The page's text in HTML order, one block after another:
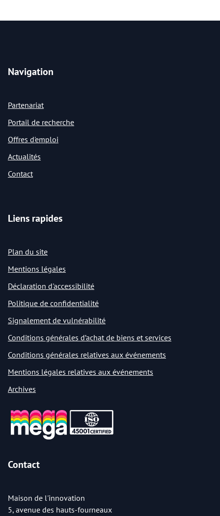
Navigation
Partenariat
Portail de recherche
Offres d'emploi
Actualités
Contact
Liens rapides
Plan du site
Mentions légales
Déclaration d'accessibilité
Politique de confidentialité
Signalement de vulnérabilité
Conditions générales d’achat de biens et services
Conditions générales relatives aux événements
Mentions légales relatives aux événements
Archives
Contact
Maison de l'innovation
5, avenue des hauts-fourneaux